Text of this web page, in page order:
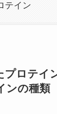
テイン
プロテ
ンの種類